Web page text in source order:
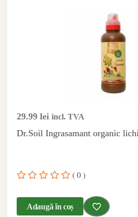
29.99 lei incl. TVA
Dr.Soil Ingrasamant organic
( 0 )
Adaugă în coș